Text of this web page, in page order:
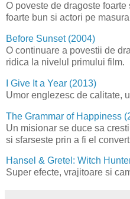
O poveste de dragoste
foarte bun si actori pe
Before Sunset (2004)
O continuare a povestii de
ridica la nivelul primului film.
I Give It a Year (2013)
Umor englezesc de calitate,
The Grammar of Happiness
Un misionar se duce sa
si sfarseste prin a fi el
Hansel & Gretel: Witch
Super efecte, vrajitoare si